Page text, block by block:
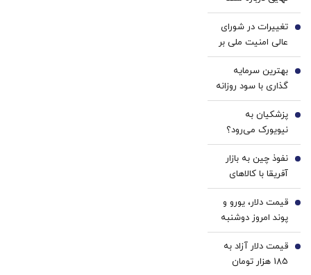
دریای خزر به
مجلس واگذار شد+
فیلم
تغییرات در شورای
عالی امنیت ملی بر
روند مذاکرات تاثیر
می گذارد؟/ بقایی:
کشور ما، کشور
نهادهاست نه
اشخاص/ تصمیم
سازی و تصمیم
مجموعه نهادها
صورت می‌گیرد
2
بهترین سرمایه
گذاری با سود روزانه
در ۱۴۰۵[سود
روزشمار، ریسک
پایین و نقدشوندگی
بالا]
3
پزشکیان به
نیویورک می‌رود؟
4
نفوذ چین به بازار
آفریقا با کالاهای
ارزان‌قیمت |
انتخاب راهبردی
آمریکا برای عقب
نماندن از اژدهای
زرد و تقویت حضور
در بازارها
5
قیمت دلار، یورو و
پوند امروز دوشنبه
۱۹ مرداد 1405/
کاهش قیمت دلار و
یورو
6
قیمت دلار آزاد به
185 هزار تومان
7